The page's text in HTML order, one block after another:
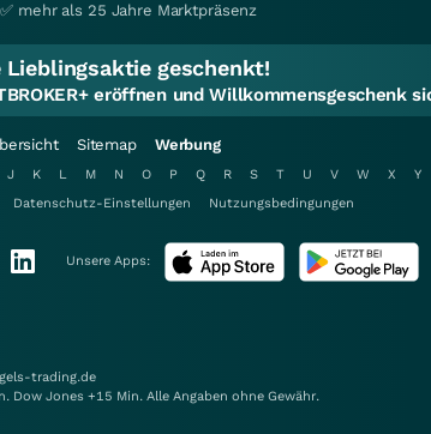
✅ mehr als 25 Jahre Marktpräsenz
Lieblingsaktie geschenkt!
eröffnen und Willkommensgeschenk
Sitemap Werbung
J K L M N O P Q R S T U V W X Y
Datenschutz-Einstellungen Nutzungsbedingungen
Unsere Apps:
trading.de
Dow Jones +15 Min. Alle Angaben ohne Gewähr.